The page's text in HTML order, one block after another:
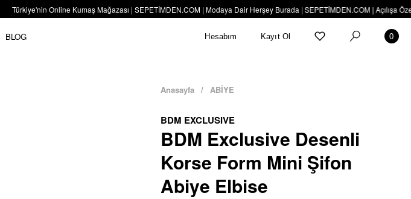
Türkiye'nin Online Kumaş Mağazası | SEPETİMDEN.COM | Modaya Dair Herşey Burada | SEPETİMDEN.COM | Açılışa Özel
BLOG Hesabım Kayıt Ol 0
Anasayfa / ABİYE
BDM EXCLUSIVE
BDM Exclusive Desenli
Korse Form Mini Şifon
Abiye Elbise